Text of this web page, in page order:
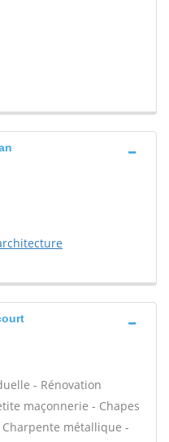
- Rénovation
maçonnerie - Chapes
métallique -